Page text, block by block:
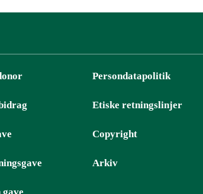
Persondatapolitik
Etiske retningslinjer
Copyright
Arkiv